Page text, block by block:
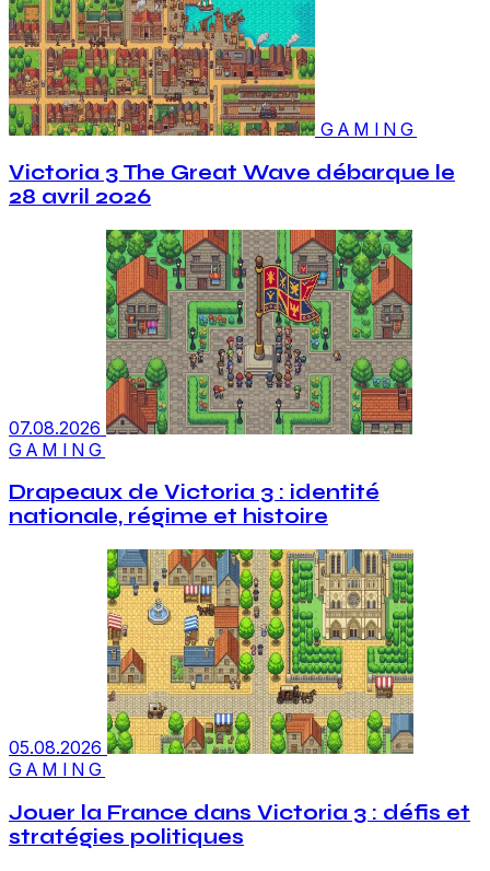
GAMING
Victoria 3 The Great Wave débarque le
28 avril 2026
07.08.2026
GAMING
Drapeaux de Victoria 3 : identité
nationale, régime et histoire
05.08.2026
GAMING
Jouer la France dans Victoria 3 : défis et
stratégies politiques